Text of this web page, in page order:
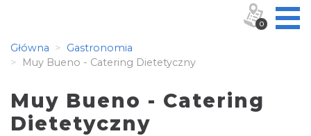
Główna
Gastronomia
Muy Bueno - Catering Dietetyczny
Muy Bueno - Catering
Dietetyczny
0